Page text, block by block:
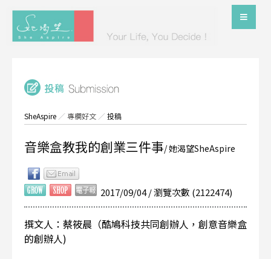
SheAspire ／專欄好文 ／投稿
音樂盒教我的創業三件事/ 她渴望SheAspire
2017/09/04 / 瀏覽次數 (2122474)
撰文人：蔡筱晨（酷鳩科技共同創辦人，創意音樂盒
的創辦人)